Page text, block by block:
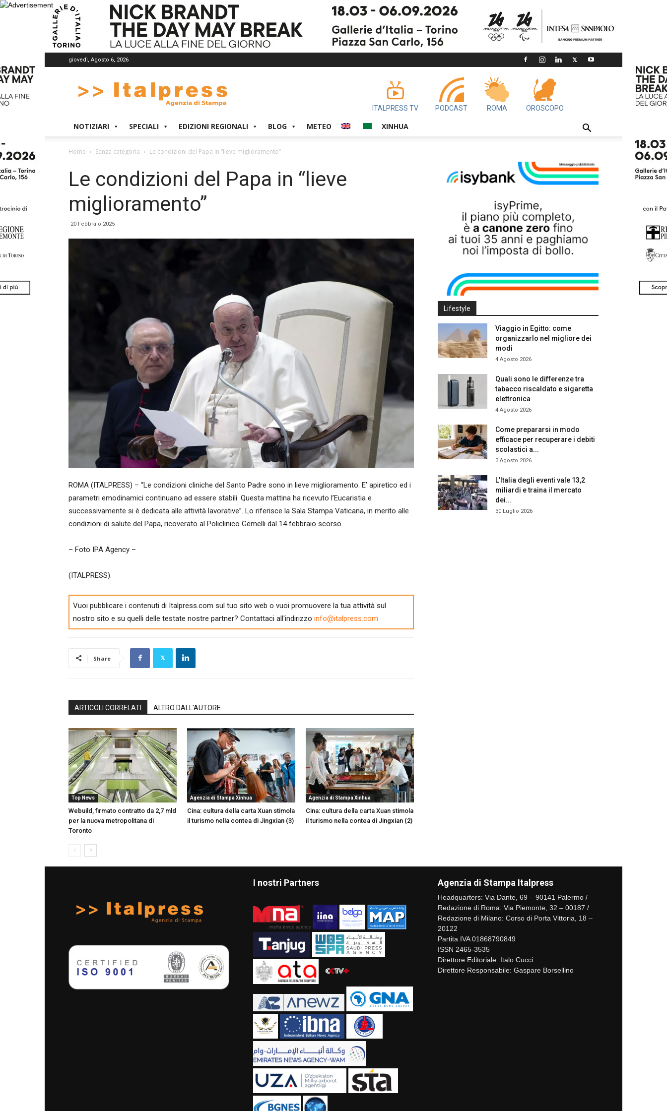
giovedì, Agosto 6, 2026
ITALPRESS TV PODCAST ROMA OROSCOPO
NOTIZIARI SPECIALI EDIZIONI REGIONALI BLOG METEO XINHUA
Home Senza categoria Le condizioni del Papa in “lieve miglioramento”
Le condizioni del Papa in “lieve
miglioramento”
20 Febbraio 2025
ROMA (ITALPRESS) – “Le condizioni cliniche del Santo Padre sono in lieve miglioramento. E’ apiretico ed i
parametri emodinamici continuano ad essere stabili. Questa mattina ha ricevuto l’Eucaristia e
successivamente si è dedicata alle attività lavorative”. Lo riferisce la Sala Stampa Vaticana, in merito alle
condizioni di salute del Papa, ricoverato al Policlinico Gemelli dal 14 febbraio scorso.
– Foto IPA Agency –
(ITALPRESS).
Vuoi pubblicare i contenuti di Italpress.com sul tuo sito web o vuoi promuovere la tua attività sul
nostro sito e su quelli delle testate nostre partner? Contattaci all'indirizzo info@italpress.com
Share
ARTICOLI CORRELATI ALTRO DALL'AUTORE
Top News
Webuild, firmato contratto da 2,7 mld
per la nuova metropolitana di
Toronto
Agenzia di Stampa Xinhua
Cina: cultura della carta Xuan stimola
il turismo nella contea di Jingxian (3)
Agenzia di Stampa Xinhua
Cina: cultura della carta Xuan stimola
il turismo nella contea di Jingxian (2)
Lifestyle
Viaggio in Egitto: come
organizzarlo nel migliore dei
modi
4 Agosto 2026
Quali sono le differenze tra
tabacco riscaldato e sigaretta
elettronica
4 Agosto 2026
Come prepararsi in modo
efficace per recuperare i debiti
scolastici a...
3 Agosto 2026
L’Italia degli eventi vale 13,2
miliardi e traina il mercato
dei...
30 Luglio 2026
I nostri Partners Agenzia di Stampa Italpress
Headquarters: Via Dante, 69 – 90141 Palermo /
Redazione di Roma: Via Piemonte, 32 – 00187 /
Redazione di Milano: Corso di Porta Vittoria, 18 –
20122
Partita IVA 01868790849
ISSN 2465-3535
Direttore Editoriale: Italo Cucci
Direttore Responsabile: Gaspare Borsellino